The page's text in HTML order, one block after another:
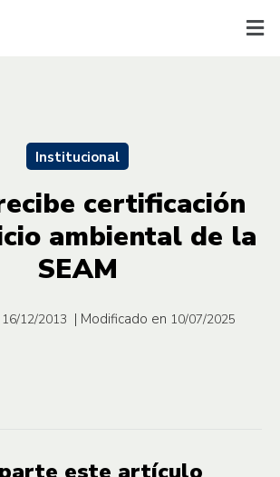
Institucional
certificación
ambiental de la
SEAM
16/12/2013 | Modificado en 10/07/2025
este artículo